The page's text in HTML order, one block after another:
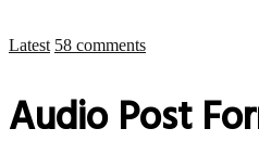
Latest 58 comments
Audio Post